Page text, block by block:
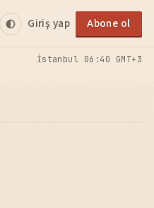
Giriş yap Abone ol
İstanbul 06:40 GMT+3